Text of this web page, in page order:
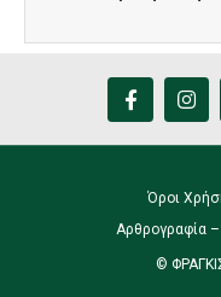
Όροι
Αρθρογραφία
©